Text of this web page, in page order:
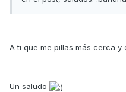
A ti que me pillas más cerca
Un saludo